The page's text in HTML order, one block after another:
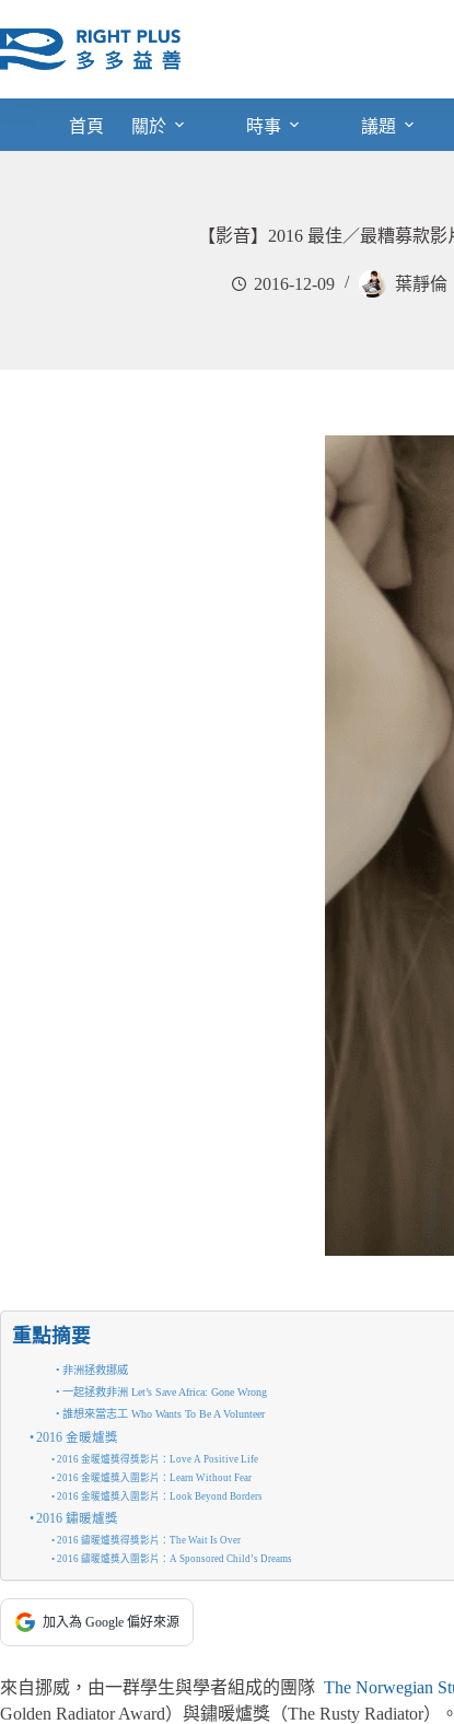
至
主
首頁 關於 時事 議題
【影音】2016 最佳／最糟募款
2016-12-09 葉靜倫
重點摘要
非洲拯救挪威
一起拯救非洲 Let’s Save Africa: Gone Wrong
誰想來當志工 Who Wants To Be A Volunteer
2016 金暖爐獎
2016 金暖爐獎得獎影片：Love A Positive Life
2016 金暖爐獎入圍影片：Learn Without Fear
2016 金暖爐獎入圍影片：Look Beyond Borders
2016 鏽暖爐獎
2016 鏽暖爐獎得獎影片：The Wait Is Over
2016 鏽暖爐獎入圍影片：A Sponsored Child’s Dreams
加入為 Google 偏好來源
來自挪威，由一群學生與學者組成的團隊 The Norwegian
Golden Radiator Award）與鏽暖爐獎（The Rusty